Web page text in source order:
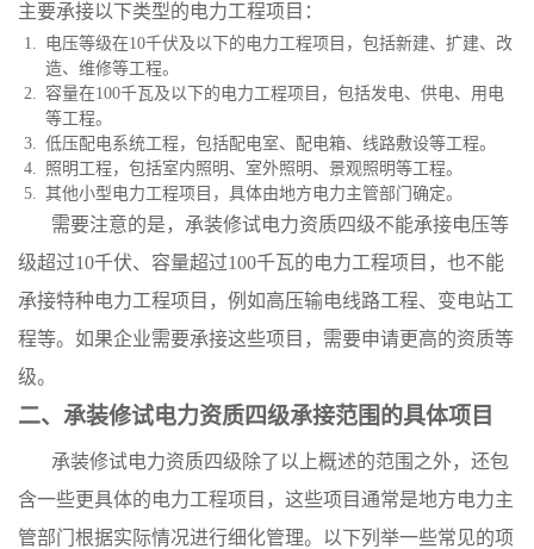
主要承接以下类型的电力工程项目：
电压等级在10千伏及以下的电力工程项目，包括新建、扩建、改
造、维修等工程。
容量在100千瓦及以下的电力工程项目，包括发电、供电、用电
等工程。
低压配电系统工程，包括配电室、配电箱、线路敷设等工程。
照明工程，包括室内照明、室外照明、景观照明等工程。
其他小型电力工程项目，具体由地方电力主管部门确定。
需要注意的是，承装修试电力资质四级不能承接电压等
级超过10千伏、容量超过100千瓦的电力工程项目，也不能
承接特种电力工程项目，例如高压输电线路工程、变电站工
程等。如果企业需要承接这些项目，需要申请更高的资质等
级。
二、承装修试电力资质四级承接范围的具体项目
承装修试电力资质四级除了以上概述的范围之外，还包
含一些更具体的电力工程项目，这些项目通常是地方电力主
管部门根据实际情况进行细化管理。以下列举一些常见的项